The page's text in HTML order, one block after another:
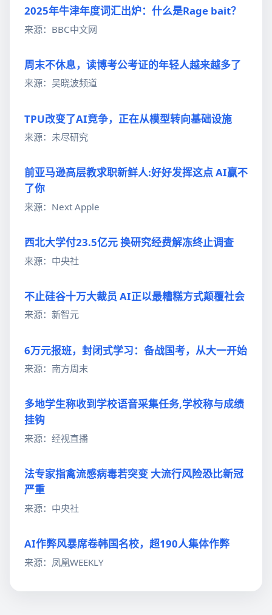
2025年牛津年度词汇出炉：什么是Rage bait？
来源：BBC中文网
周末不休息，读博考公考证的年轻人越来越多了
来源：吴晓波频道
TPU改变了AI竞争，正在从模型转向基础设施
来源：未尽研究
前亚马逊高层教求职新鲜人:好好发挥这点 AI赢不
了你
来源：Next Apple
西北大学付23.5亿元 换研究经费解冻终止调查
来源：中央社
不止硅谷十万大裁员 AI正以最糟糕方式颠覆社会
来源：新智元
6万元报班，封闭式学习：备战国考，从大一开始
来源：南方周末
多地学生称收到学校语音采集任务,学校称与成绩
挂钩
来源：经视直播
法专家指禽流感病毒若突变 大流行风险恐比新冠
严重
来源：中央社
AI作弊风暴席卷韩国名校，超190人集体作弊
来源：凤凰WEEKLY